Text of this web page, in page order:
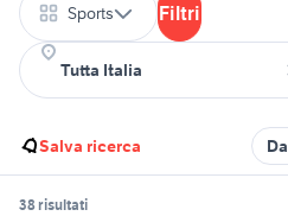
Sports Filtri
Salva ricerca
38 risultati